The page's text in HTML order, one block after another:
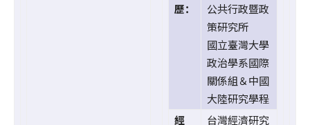
歷：
公共行政暨政
策研究所
國立臺灣大學
政治學系國際
關係組＆中國
大陸研究學程
經
台灣經濟研究